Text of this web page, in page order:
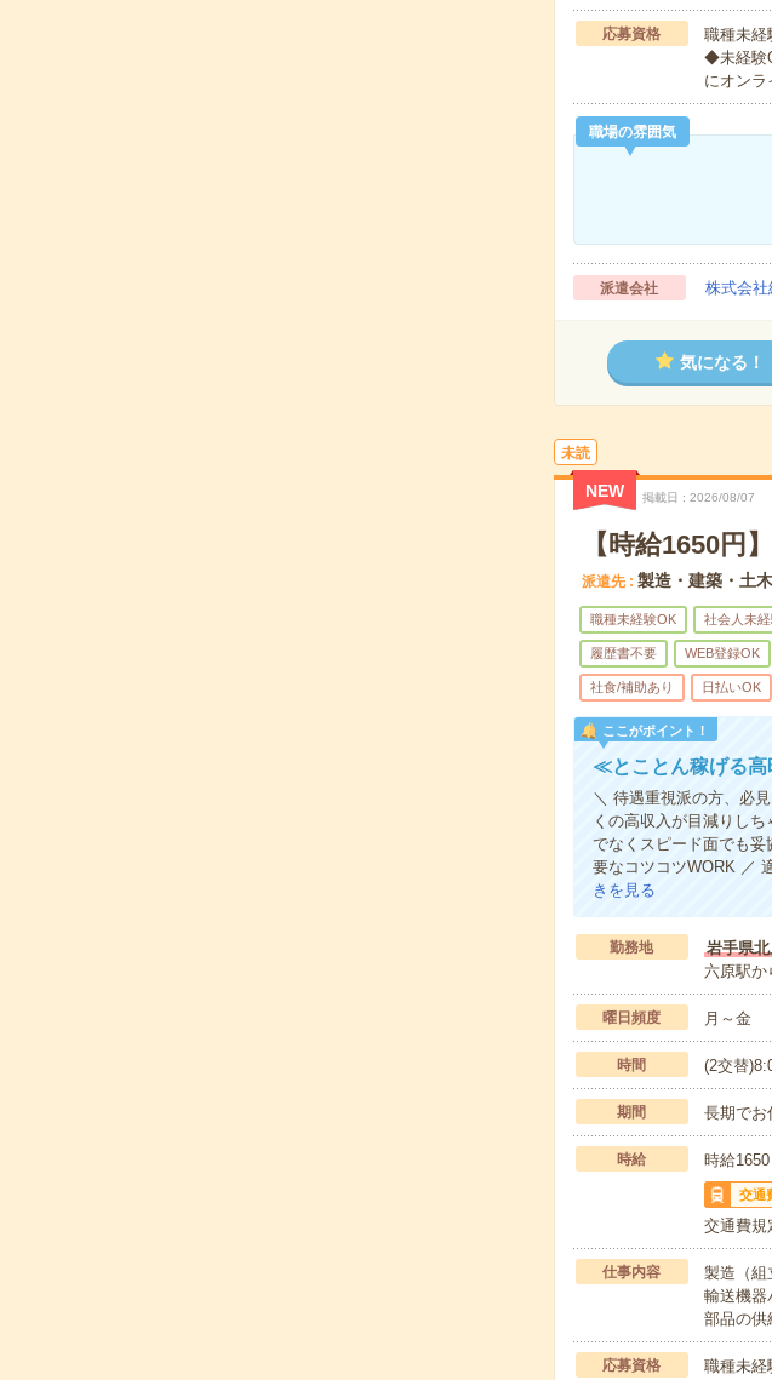
応募資格
職種未経
◆未経験
にオン
職場の雰囲気
派遣会社 株式会
気になる！
未読
NEW 掲載日 2026/08/07
【時給1650円
派遣先 製造・建築・土
職種未経験OK 社会人未
履歴書不要 WEB登録OK
社食/補助あり 日払いOK
ここがポイント！
≪とことん稼げる高
＼ 待遇重視派の方、必
くの高収入が目減りし
でなくスピード面でも
要なコツコツWORK ／
きを見る
勤務地
岩手県
六原駅か
曜日頻度 月～金
時間 (2交替
期間 長期でお
時給 時給
交通
交通費規
仕事内容
製造（組
輸送機器
部品の
応募資格 職種未経